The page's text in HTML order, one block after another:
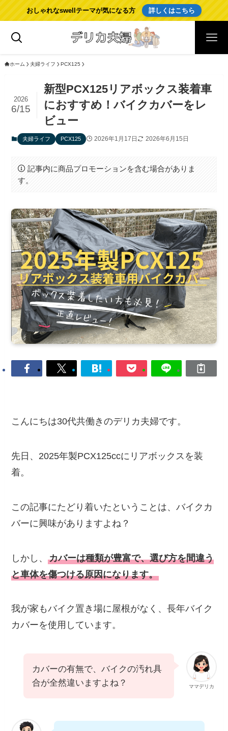
おしゃれなswellテーマが気になる方 詳しくはこちら
ホーム 夫婦ライフ PCX125
新型PCX125リアボックス装着車
におすすめ！バイクカバーをレ
ビュー
2026
6/15
夫婦ライフ PCX125 2026年1月17日 2026年6月15日
記事内に商品プロモーションを含む場合がありま
す。
こんにちは30代共働きのデリカ夫婦です。
先日、2025年製PCX125ccにリアボックスを装
着。
この記事にたどり着いたということは、バイクカ
バーに興味がありますよね？
しかし、カバーは種類が豊富で、選び方を間違う
と車体を傷つける原因になります。
我が家もバイク置き場に屋根がなく、長年バイク
カバーを使用しています。
ママデリカ
カバーの有無で、バイクの汚れ具
合が全然違いますよね？